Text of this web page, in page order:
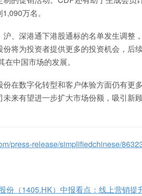
万名。
、深港通下港股通标的名单发生调整
将为投资者提供更多的投资机会，后
中国市场的发展。
在数字化转型和客户体验方面仍有更
来有望进一步扩大市场份额，吸引新
press-release/simplifiedchinese/
份（1405.HK）中报看点：线上营销提